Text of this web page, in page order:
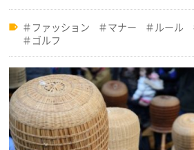
ファッション マナー ルール
ゴルフ